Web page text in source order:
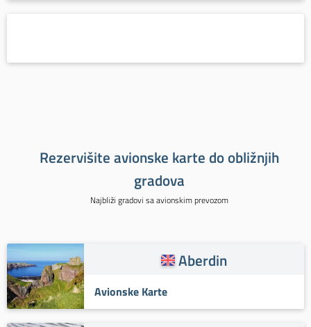
Rezervišite avionske karte do obližnjih
gradova
Najbliži gradovi sa avionskim prevozom
Aberdin
Avionske Karte